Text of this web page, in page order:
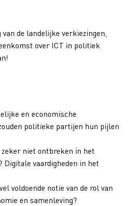
de landelijke verkiezingen,
over ICT in politiek
en economische
politieke partijen hun pijlen
zeker niet ontbreken in het
Digitale vaardigheden in het
voldoende notie van de rol van
en samenleving?